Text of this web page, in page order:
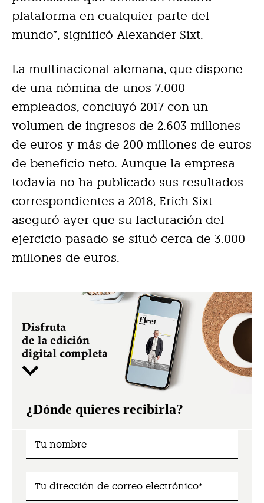
plataforma en cualquier parte del
mundo”, significó Alexander Sixt.
La multinacional alemana, que dispone
de una nómina de unos 7.000
empleados, concluyó 2017 con un
volumen de ingresos de 2.603 millones
de euros y más de 200 millones de euros
de beneficio neto. Aunque la empresa
todavía no ha publicado sus resultados
correspondientes a 2018, Erich Sixt
aseguró ayer que su facturación del
ejercicio pasado se situó cerca de 3.000
millones de euros.
¿Dónde quieres recibirla?